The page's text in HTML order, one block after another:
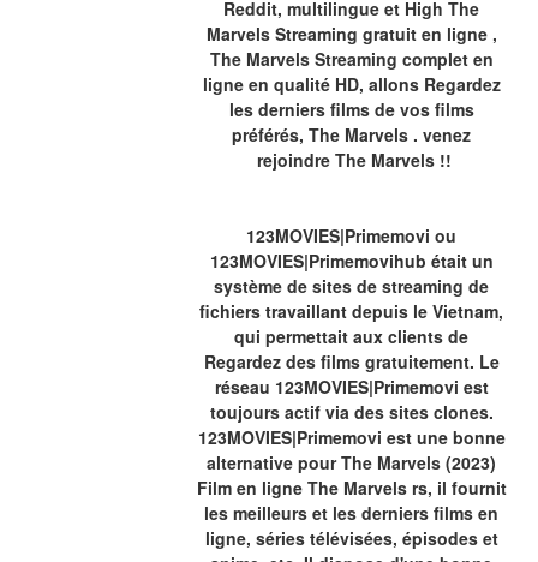
Reddit, multilingue et High The
Marvels Streaming gratuit en ligne ,
The Marvels Streaming complet en
ligne en qualité HD, allons Regardez
les derniers films de vos films
préférés, The Marvels . venez
rejoindre The Marvels !!
123MOVIES|Primemovi ou
123MOVIES|Primemovihub était un
système de sites de streaming de
fichiers travaillant depuis le Vietnam,
qui permettait aux clients de
Regardez des films gratuitement. Le
réseau 123MOVIES|Primemovi est
toujours actif via des sites clones.
123MOVIES|Primemovi est une bonne
alternative pour The Marvels (2023)
Film en ligne The Marvels rs, il fournit
les meilleurs et les derniers films en
ligne, séries télévisées, épisodes et